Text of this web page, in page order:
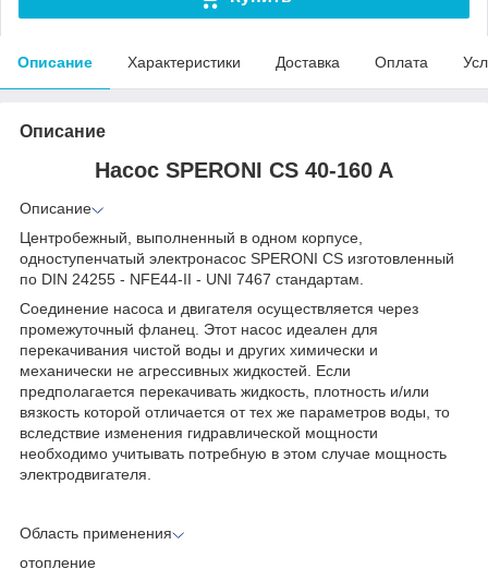
Описание Характеристики Доставка Оплата
Описание
Насос SPERONI CS 40-160 A
Описание
Центробежный, выполненный в одном корпусе,
одноступенчатый электронасос SPERONI CS изготовленный
по DIN 24255 - NFE44-II - UNI 7467 стандартам.
Соединение насоса и двигателя осуществляется через
промежуточный фланец. Этот насос идеален для
перекачивания чистой воды и других химически и
механически не агрессивных жидкостей. Если
предполагается перекачивать жидкость, плотность и/или
вязкость которой отличается от тех же параметров воды, то
вследствие изменения гидравлической мощности
необходимо учитывать потребную в этом случае мощность
электродвигателя.
Область применения
отопление